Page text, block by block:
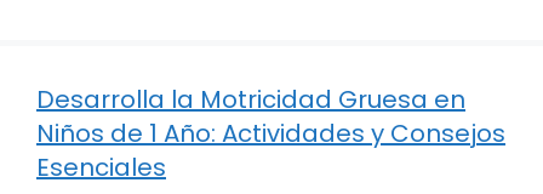
Desarrolla la Motricidad Gruesa en
Niños de 1 Año: Actividades y Consejos
Esenciales